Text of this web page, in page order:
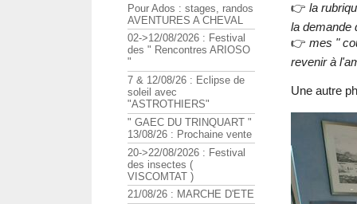
👉 la
la demande
👉 mes "
revenir à
Une autre
Pour Ados : stages, randos
AVENTURES A CHEVAL
02->12/08/2026 : Festival
des " Rencontres ARIOSO
"
7 & 12/08/26 : Eclipse de
soleil avec
"ASTROTHIERS"
" GAEC DU TRINQUART "
13/08/26 : Prochaine vente
20->22/08/2026 : Festival
des insectes (
VISCOMTAT )
21/08/26 : MARCHE D'ETE